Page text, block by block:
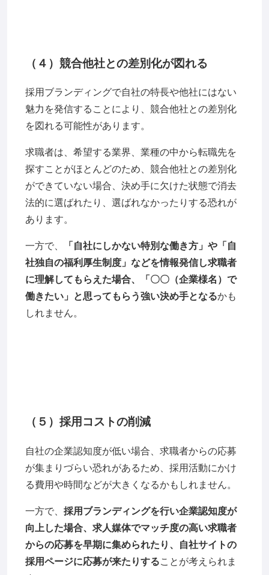
（４）競合他社との差別化が図れる
採用ブランディングで自社の特長や他社にはない
魅力を発信することにより、競合他社との差別化
を図れる可能性があります。
求職者は、希望する業界、業種の中から転職先を
探すことがほとんどのため、競合他社との差別化
ができていない場合、決め手に欠けた状態で消去
法的に選ばれたり、選ばれなかったりする恐れが
あります。
一方で、
「自社にしかない特別な働き方」や「自
社独自の福利厚生制度」などを情報発信し求職者
に理解してもらえた場合、「〇〇（企業様名）で
働きたい」と思ってもらう強い決め手となるかも
しれません。
（５）採用コストの削減
自社の企業認知度が低い場合、求職者からの応募
が集まりづらい恐れがあるため、採用活動にかけ
る費用や時間などが大きくなるかもしれません。
一方で、 採用ブランディングを行い企業認知度が
向上した場合、求人媒体でマッチ度の高い求職者
からの応募を早期に集められたり、自社サイトの
採用ページに応募が来たりすることが考えられま